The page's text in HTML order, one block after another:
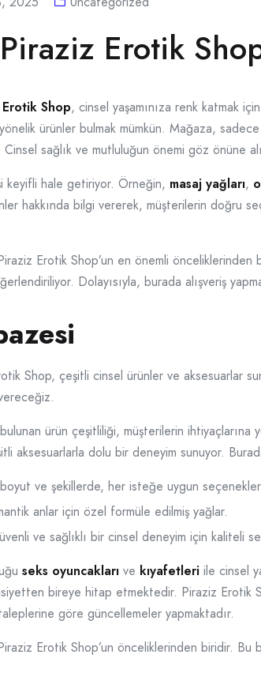
Erotik
Shop, cinsel yaşamınıza renk katmak
ürünler bulmak mümkün. Mağaza,
sağlık ve mutluluğun önemi göz önüne
keyifli hale getiriyor. Örneğin, masaj yağları,
hakkında bilgi vererek, müşterilerin doğru
Erotik Shop’un en önemli önceliklerinden
Dolayısıyla, burada alışveriş
Shop, çeşitli cinsel ürünler ve aksesuarlar
ürün çeşitliliği, müşterilerin
aksesuarlarla dolu bir deneyim sunuyor.
boyut ve şekillerde, her isteğe uygun
anlar için özel formüle edilmiş yağlar.
ve sağlıklı bir cinsel deneyim için kaliteli
seks oyuncakları ve kıyafetleri ile cinsel
bireye hitap etmektedir. Piraziz Erotik
göre güncellemeler yapmaktadır.
Erotik Shop’un önceliklerinden biridir.